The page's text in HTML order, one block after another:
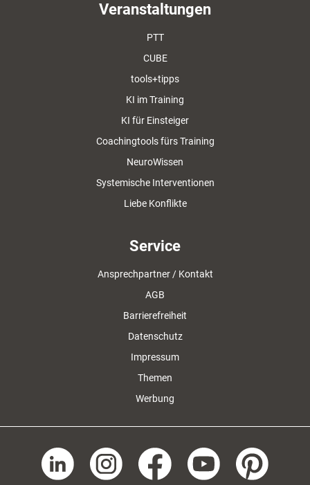
Veranstaltungen
PTT
CUBE
tools+tipps
KI im Training
KI für Einsteiger
Coachingtools fürs Training
NeuroWissen
Systemische Interventionen
Liebe Konflikte
Service
Ansprechpartner / Kontakt
AGB
Barrierefreiheit
Datenschutz
Impressum
Themen
Werbung